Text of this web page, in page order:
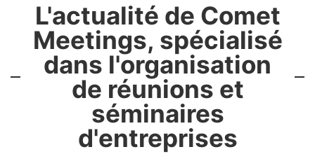
L'actualité de Comet
Meetings, spécialisé
dans l'organisation
de réunions et
séminaires
d'entreprises